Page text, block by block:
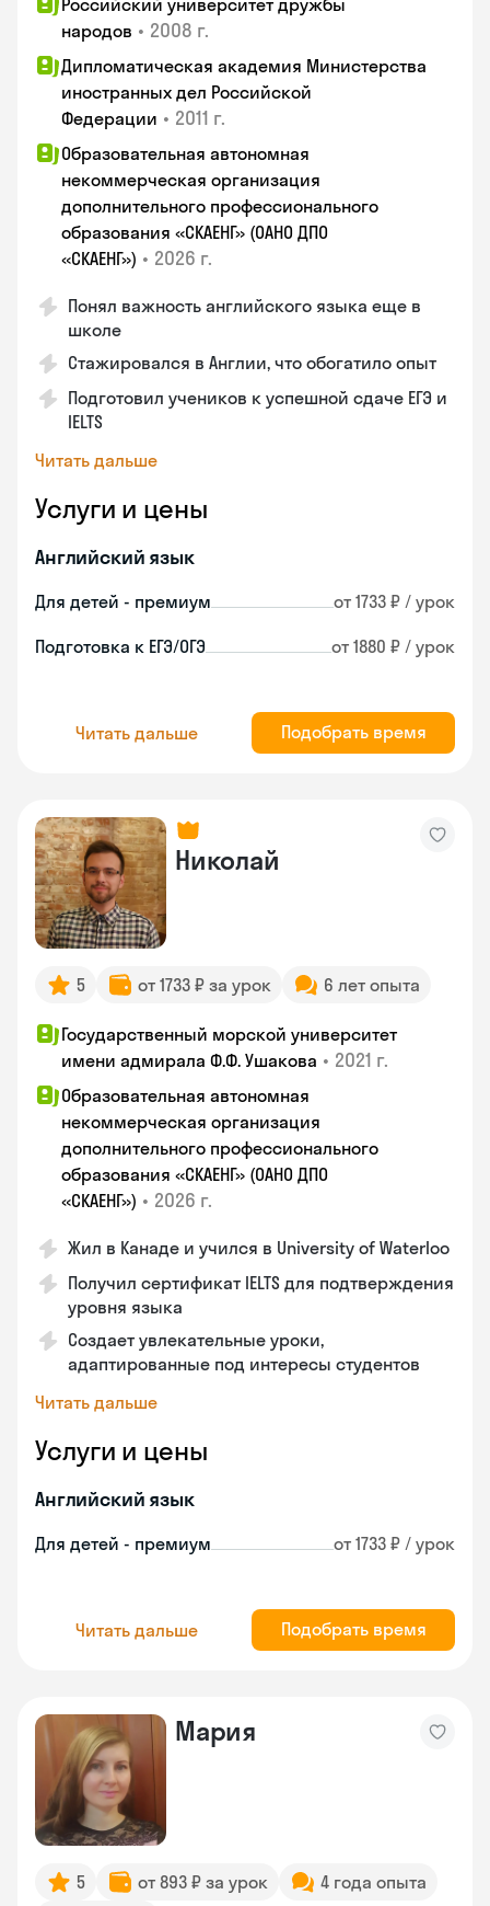
Российский университет дружбы
народов • 2008 г.
Дипломатическая академия Министерства
иностранных дел Российской
Федерации • 2011 г.
Образовательная автономная
некоммерческая организация
дополнительного профессионального
образования «СКАЕНГ» (ОАНО ДПО
«СКАЕНГ») • 2026 г.
Понял важность английского языка еще в
школе
Стажировался в Англии, что обогатило опыт
Подготовил учеников к успешной сдаче ЕГЭ и
IELTS
Читать дальше
Услуги и цены
Английский язык
Для детей - премиум от 1733 ₽ / урок
Подготовка к ЕГЭ/ОГЭ от 1880 ₽ / урок
Читать дальше Подобрать время
Николай
5 от 1733 ₽ за урок 6 лет опыта
Государственный морской университет
имени адмирала Ф.Ф. Ушакова • 2021 г.
Образовательная автономная
некоммерческая организация
дополнительного профессионального
образования «СКАЕНГ» (ОАНО ДПО
«СКАЕНГ») • 2026 г.
Жил в Канаде и учился в University of Waterloo
Получил сертификат IELTS для подтверждения
уровня языка
Создает увлекательные уроки,
адаптированные под интересы студентов
Читать дальше
Услуги и цены
Английский язык
Для детей - премиум от 1733 ₽ / урок
Читать дальше Подобрать время
Мария
5 от 893 ₽ за урок
4 года опыта